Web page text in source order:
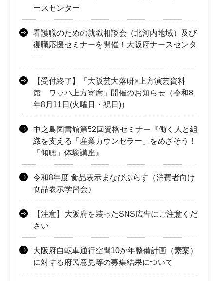
ースセンター
看護職のための就職相談会（北河内地域）及び
復職応援セミナーを開催！大阪府ナースセンタ
ー
【受付終了】「大阪芸大落研×上方演芸資料
館 ワッハ上方寄席」開催のお知らせ（令和8
年8月11日(火曜日・祝日)）
中之島図書館第52回資格セミナー『働く人と組
織を支える「産業カウンセラー」をめざそう！
「傾聴」体験講座』
令和8年度 食品表示まなびぷらす（消費者向け
食品表示学習会）
【注意】大阪府を装ったSNS広告にご注意くだ
さい
大阪府自転車通行空間10か年整備計画（素案）
に対する府民意見等の募集結果について